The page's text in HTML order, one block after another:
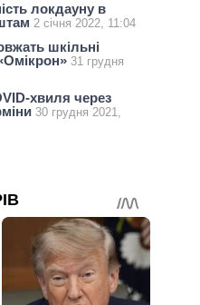
локдауну в
2 січня 2022, 11:04
шкільні
31 грудня
хвиля через
30 грудня 2021,